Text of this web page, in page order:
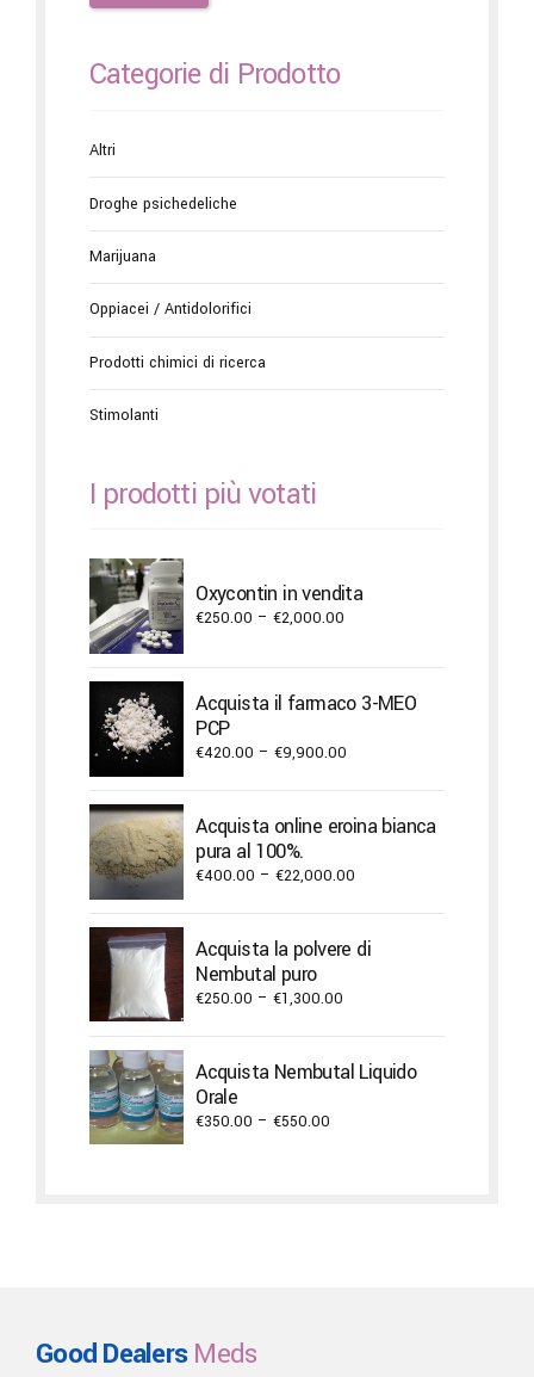
Categorie di Prodotto
Altri
Droghe psichedeliche
Marijuana
Oppiacei / Antidolorifici
Prodotti chimici di ricerca
Stimolanti
I prodotti più votati
Oxycontin in vendita
€250.00 – €2,000.00
through
€2,000.00
Acquista il farmaco 3-MEO
PCP
€420.00 – €9,900.00
through
Acquista online eroina bianca
pura al 100%.
€400.00 – €22,000.00
through
Acquista la polvere di
Nembutal puro
€250.00 – €1,300.00
through
Acquista Nembutal Liquido
Orale
€350.00 – €550.00
Good DealersMeds